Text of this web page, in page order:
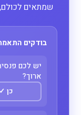
שמתאים
בודקים התאמה ב-30
יש לכם
ארוך?
כן ✓